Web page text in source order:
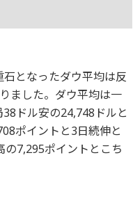
となったダウ平均は反
ました。ダウ平均は一
ドル安の24,748ドルと
ポイントと3日続伸と
7,295ポイントとこち